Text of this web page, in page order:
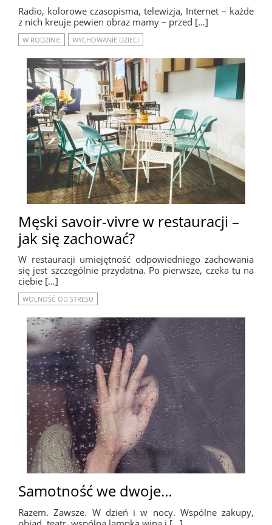
Radio, kolorowe czasopisma, telewizja, Internet – każde
z nich kreuje pewien obraz mamy – przed […]
W RODZINIE WYCHOWANIE DZIECI
Męski savoir-vivre w restauracji –
jak się zachować?
W restauracji umiejętność odpowiedniego zachowania
się jest szczególnie przydatna. Po pierwsze, czeka tu na
ciebie […]
WOLNOŚĆ OD STRESU
Samotność we dwoje…
Razem. Zawsze. W dzień i w nocy. Wspólne zakupy,